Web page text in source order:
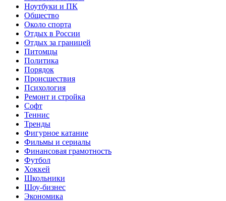
Ноутбуки и ПК
Общество
Около спорта
Отдых в России
Отдых за границей
Питомцы
Политика
Порядок
Происшествия
Психология
Ремонт и стройка
Софт
Теннис
Тренды
Фигурное катание
Фильмы и сериалы
Финансовая грамотность
Футбол
Хоккей
Школьники
Шоу-бизнес
Экономика